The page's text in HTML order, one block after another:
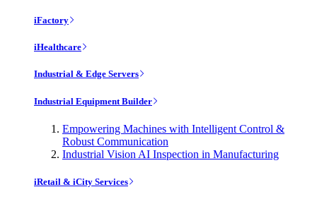
iFactory
iHealthcare
Industrial & Edge Servers
Industrial Equipment Builder
Empowering Machines with Intelligent Control &
Robust Communication
Industrial Vision AI Inspection in Manufacturing
iRetail & iCity Services